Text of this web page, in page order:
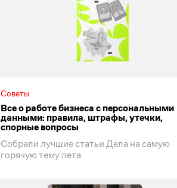
Советы
Все о работе бизнеса с персональными
данными: правила, штрафы, утечки,
спорные вопросы
Собрали лучшие статьи Дела на самую
горячую тему лета